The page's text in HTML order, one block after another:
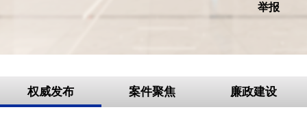
举报
权威发布 案件聚焦 廉政建设